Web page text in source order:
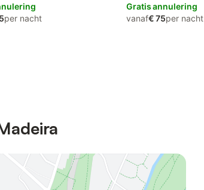
per nacht
Gratis annulering
vanaf€ 75per nacht